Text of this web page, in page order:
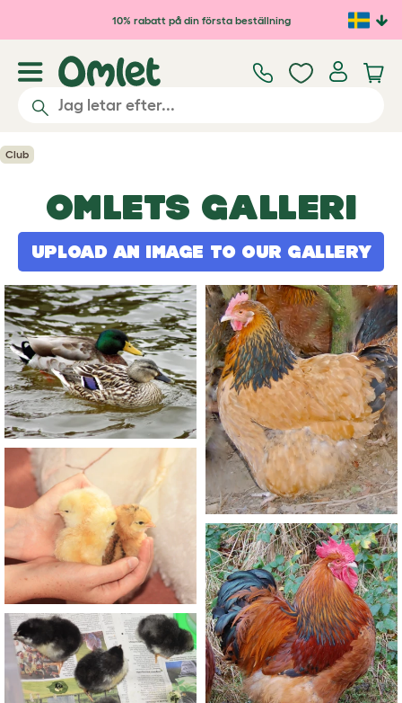
Hoppa till huvudinnehåll
10% rabatt på din första beställning
Club
OMLETS GALLERI
UPLOAD AN IMAGE TO OUR GALLERY